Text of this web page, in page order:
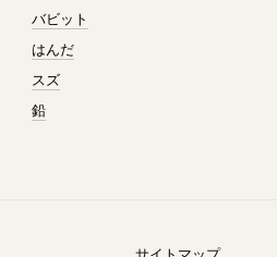
バビット
はんだ
スズ
鉛